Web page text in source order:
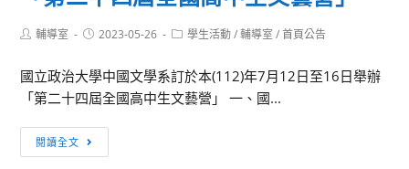
宿
巡
禮」
活
北
育
大
學
Post輔導室
Post2023-05-26
Post學生活動 / 輔導室 / 首頁公告
國立政治大學中國文學系訂於本(112)年7月12日至16日舉辦
「第二十四屆全國高中生文藝營」 一、國...
閱讀全文
動